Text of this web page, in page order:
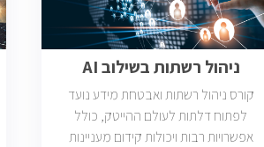
ניהול רשתות בשילוב AI
קורס ניהול רשתות ואבטחת מידע נועד
לפתוח דלתות לעולם ההייטק, כולל
אפשרויות רבות ויכולות קידום מעניינות